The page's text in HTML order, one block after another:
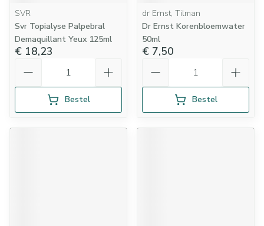
SVR
Svr Topialyse Palpebral
Demaquillant Yeux 125ml
€ 18,23
Bestel
dr Ernst, Tilman
Dr Ernst Korenbloemwater
50ml
€ 7,50
Bestel